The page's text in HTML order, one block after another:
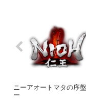
ニーアオートマタの序
ー